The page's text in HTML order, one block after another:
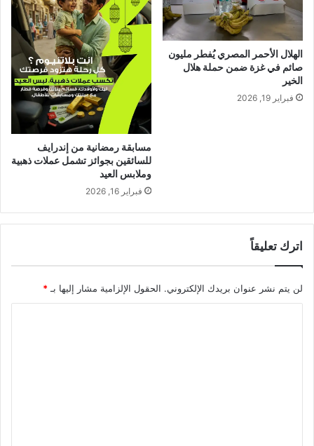
الهلال الأحمر المصري يُفطر مليون
صائم في غزة ضمن حملة هلال
الخير
فبراير 19, 2026
مسابقة رمضانية من إندرايف
للسائقين بجوائز تشمل عملات ذهبية
وملابس العيد
فبراير 16, 2026
اترك تعليقاً
لن يتم نشر عنوان بريدك الإلكتروني. الحقول الإلزامية مشار إليها بـ *